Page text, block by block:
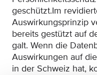
geschützt.Im
Auswirkungsprinzip
bereits gestützt auf
galt. Wenn die
Auswirkungen auf
in der Schweiz hat,